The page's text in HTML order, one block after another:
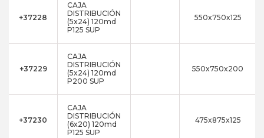
+37228
CAJA
DISTRIBUCIÓN
(5x24) 120md
P125 SUP
550x750x125
+37229
CAJA
DISTRIBUCIÓN
(5x24) 120md
P200 SUP
550x750x200
+37230
CAJA
DISTRIBUCIÓN
(6x20) 120md
P125 SUP
475x875x125